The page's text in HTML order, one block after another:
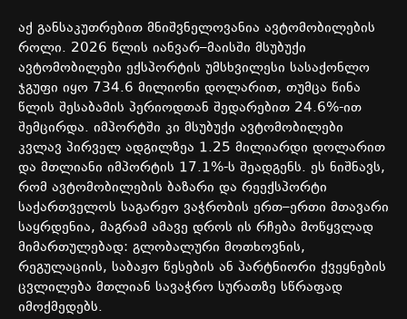
აქ განსაკუთრებით მნიშვნელოვანია ავტომობილების
როლი. 2026 წლის იანვარ–მაისში მსუბუქი
ავტომობილები ექსპორტის უმსხვილესი სასაქონლო
ჯგუფი იყო 734.6 მილიონი დოლარით, თუმცა წინა
წლის შესაბამის პერიოდთან შედარებით 24.6%-ით
შემცირდა. იმპორტში კი მსუბუქი ავტომობილები
კვლავ პირველ ადგილზეა 1.25 მილიარდი დოლარით
და მთლიანი იმპორტის 17.1%-ს შეადგენს. ეს ნიშნავს,
რომ ავტომობილების ბაზარი და რეექსპორტი
საქართველოს საგარეო ვაჭრობის ერთ–ერთი მთავარი
საყრდენია, მაგრამ ამავე დროს ის რჩება მოწყვლად
მიმართულებად: გლობალური მოთხოვნის,
რეგულაციის, საბაჟო წესების ან პარტნიორი ქვეყნების
ცვლილება მთლიან სავაჭრო სურათზე სწრაფად
იმოქმედებს.